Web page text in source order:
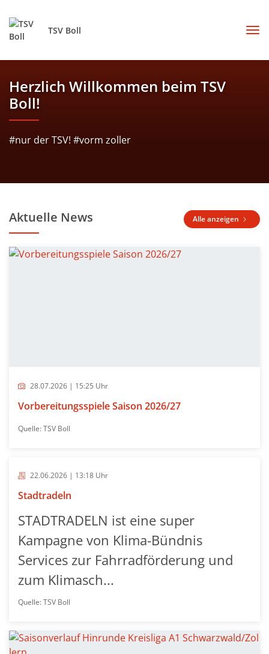
TSV Boll
Herzlich Willkommen beim TSV
Boll!
#nur der TSV! #vorm zoller
Aktuelle News Alle anzeigen
28.07.2026 | 15:25 Uhr
Vorbereitungsspiele Saison 2026/27
Quelle: TSV Boll
22.06.2026 | 13:18 Uhr
Stadtradeln
STADTRADELN ist eine super
Kampagne von Klima-Bündnis
Services zur Fahrradförderung und
zum Klimasch...
Quelle: TSV Boll